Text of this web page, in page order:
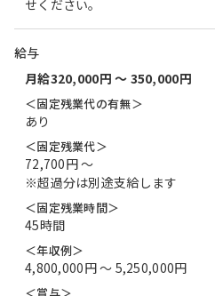
せください。
給与
月給320,000円 〜 350,000円
＜固定残業代の有無＞
あり
＜固定残業代＞
72,700円 〜
※超過分は別途支給します
＜固定残業時間＞
45時間
＜年収例＞
4,800,000円 〜 5,250,000円